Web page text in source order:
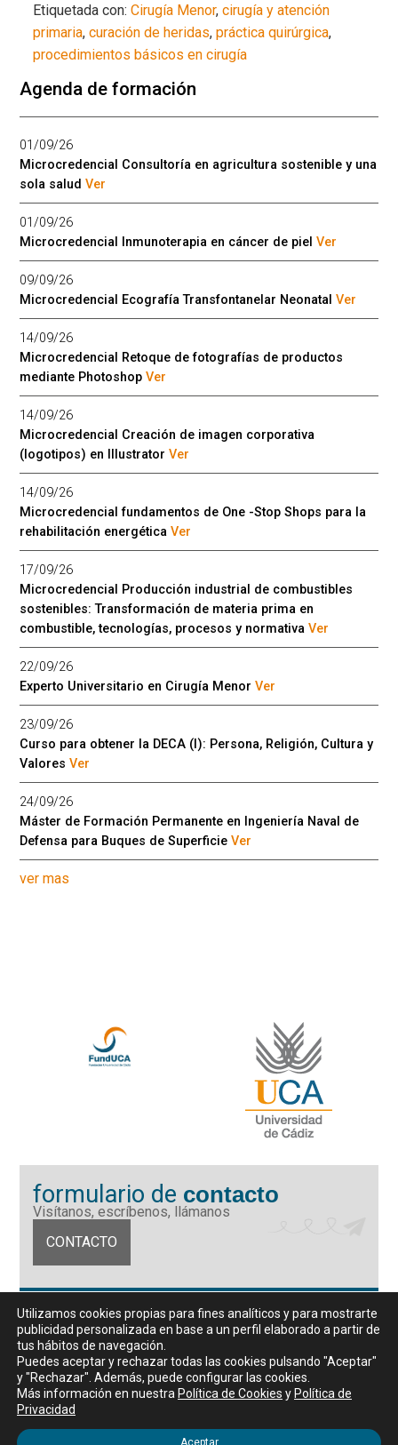
Etiquetada con:Cirugía Menor,cirugía y atención
primaria,curación de heridas,práctica quirúrgica,
procedimientos básicos en cirugía
Agenda de formación
01/09/26
Microcredencial Consultoría en agricultura sostenible y una
sola saludVer
01/09/26
Microcredencial Inmunoterapia en cáncer de pielVer
09/09/26
Microcredencial Ecografía Transfontanelar NeonatalVer
14/09/26
Microcredencial Retoque de fotografías de productos
mediante PhotoshopVer
14/09/26
Microcredencial Creación de imagen corporativa
(logotipos) en IllustratorVer
14/09/26
Microcredencial fundamentos de One -Stop Shops para la
rehabilitación energéticaVer
17/09/26
Microcredencial Producción industrial de combustibles
sostenibles: Transformación de materia prima en
combustible, tecnologías, procesos y normativaVer
22/09/26
Experto Universitario en Cirugía MenorVer
23/09/26
Curso para obtener la DECA (I): Persona, Religión, Cultura y
ValoresVer
24/09/26
Máster de Formación Permanente en Ingeniería Naval de
Defensa para Buques de SuperficieVer
ver mas
formulario de contacto
Visítanos, escríbenos, llámanos
CONTACTO
Fundación Universidad de Cádiz
Calle Ancha 10 (Edificio José Pérez Llorca), CP. 11001, Cádiz
CIF: G11442167
956 07 03 70 / 72
Horario de atención al público
De lunes a viernes, de 9 a 14 horas
Utilizamos cookies propias para fines analíticos y para mostrarte
publicidad personalizada en base a un perfil elaborado a partir de
tus hábitos de navegación.
Puedes aceptar y rechazar todas las cookies pulsando "Aceptar"
y "Rechazar". Además, puede configurar las cookies.
Más información en nuestra Política de Cookies y Política de
Privacidad
Aceptar